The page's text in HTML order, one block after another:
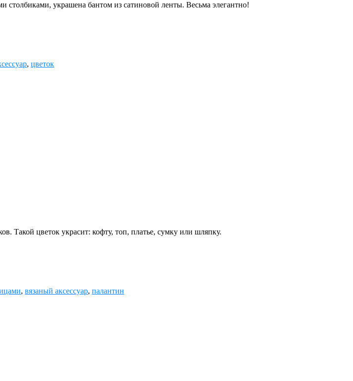
украшена бантом из сатиновой ленты. Весьма элегантно!
, цветок
Такой цветок украсит: кофту, топ, платье, сумку или шляпку.
, вязаный аксессуар, палантин